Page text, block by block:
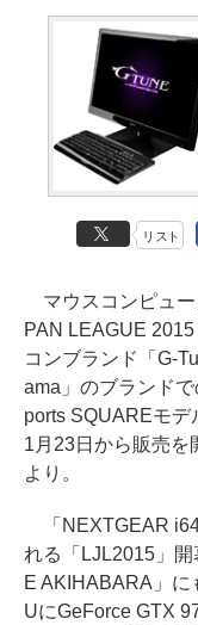
リスト
マウスコンピュー
PAN LEAGUE
コンブランド「G-
ama」のブランド
ports SQUAREモ
1月23日から販売を
より。
「NEXTGEAR
れる「LJL2015」
E AKIHABARA」
UにGeForce GTX